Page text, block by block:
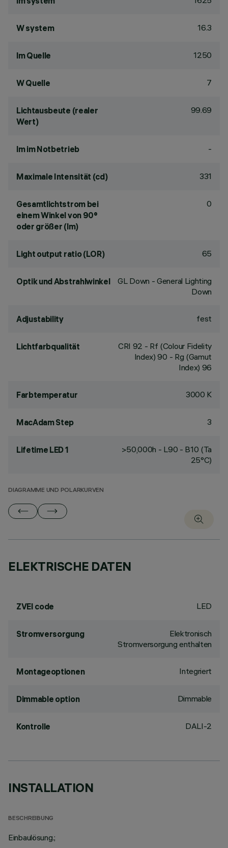
W system 16.3
lm Quelle 1250
W Quelle 7
Lichtausbeute (realer
Wert)
99.69
lm im Notbetrieb -
Maximale Intensität (cd) 331
Gesamtlichtstrom bei
einem Winkel von 90°
oder größer (lm)
0
Light output ratio (LOR) 65
Optik und Abstrahlwinkel
GL Down - General Lighting
Down
Adjustability fest
Lichtfarbqualität CRI 92 - Rf (Colour Fidelity
Index) 90 - Rg (Gamut
Index) 96
Farbtemperatur 3000 K
MacAdam Step 3
Lifetime LED 1
>50,000h - L90 - B10 (Ta
25°C)
DIAGRAMME UND POLARKURVEN
ELEKTRISCHE DATEN
ZVEI code LED
Stromversorgung
Elektronisch
Stromversorgung enthalten
Montageoptionen Integriert
Dimmable option Dimmable
Kontrolle DALI-2
INSTALLATION
BESCHREIBUNG
Einbaulösung.;